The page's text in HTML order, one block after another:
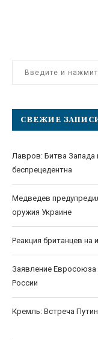
СВЕЖИЕ
Лавров: Битва Запада
беспрецедентна
Медведев
оружия Украине
Реакция британцев на
Заявление Евросоюза
России
Кремль: Встреча